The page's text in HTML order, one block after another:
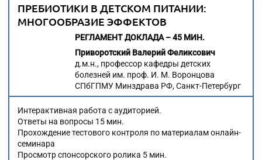
ПРЕБИОТИКИ В ДЕТСКОМ ПИТАНИИ:
МНОГООБРАЗИЕ ЭФФЕКТОВ
РЕГЛАМЕНТ ДОКЛАДА – 45 МИН.
Приворотский Валерий Феликсович
д.м.н., профессор кафедры детских
болезней им. проф. И. М. Воронцова
СПбГПМУ Минздрава РФ, Санкт-Петербург
Интерактивная работа с аудиторией.
Ответы на вопросы 15 мин.
Прохождение тестового контроля по материалам онлайн-
семинара
Просмотр спонсорского ролика 5 мин.